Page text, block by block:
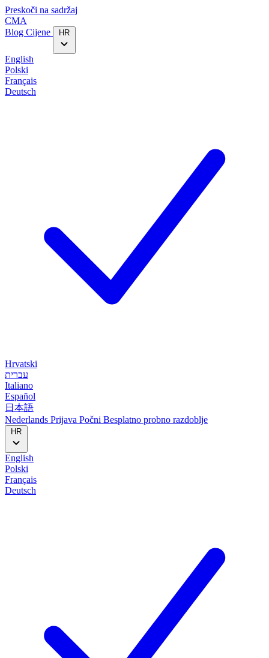
Preskoči na sadržaj
CMA
Blog‎ Cijene HR
English
Polski
Français
Deutsch
Hrvatski
עברית
Italiano
Español
日本語
Nederlands Prijava Počni Besplatno probno razdoblje
HR
English
Polski
Français
Deutsch